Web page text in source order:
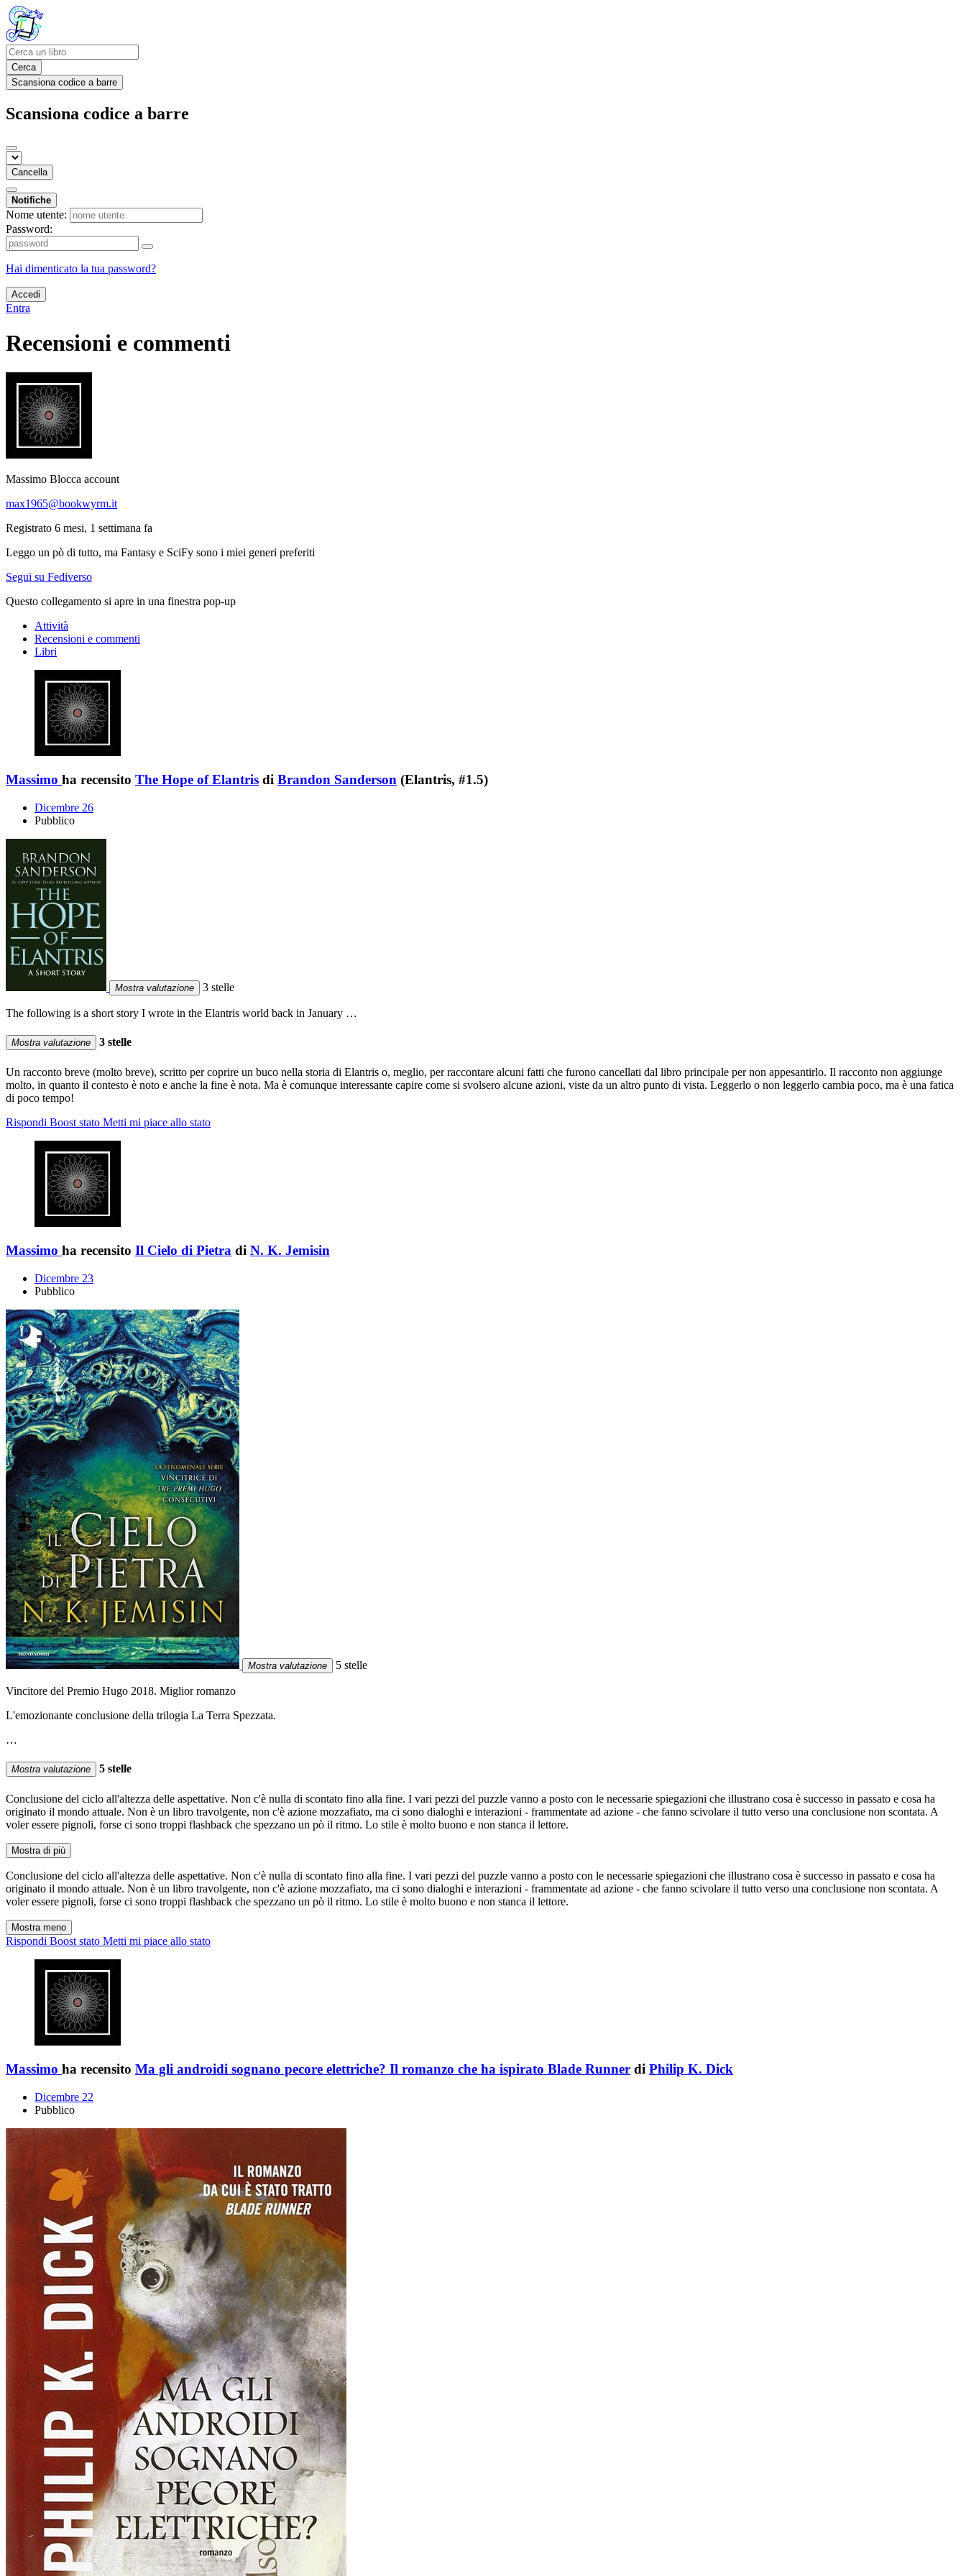
Cerca
Scansiona codice a barre
Scansiona codice a barre
Cancella
Notifiche
Nome utente:
Password:
Hai dimenticato la tua password?
Accedi
Entra
Recensioni e commenti
Massimo Blocca account
max1965@bookwyrm.it
Registrato 6 mesi, 1 settimana fa
Leggo un pò di tutto, ma Fantasy e SciFy sono i miei generi preferiti
Segui su Fediverso
Questo collegamento si apre in una finestra pop-up
Attività
Recensioni e commenti
Libri
Massimo ha recensito The Hope of Elantris di Brandon Sanderson (Elantris, #1.5)
Dicembre 26
Pubblico
Mostra valutazione 3 stelle
The following is a short story I wrote in the Elantris world back in January …
Mostra valutazione 3 stelle
Un racconto breve (molto breve), scritto per coprire un buco nella storia di Elantris o, meglio, per raccontare alcuni fatti che furono cancellati dal libro principale per non appesantirlo. Il racconto non aggiunge
molto, in quanto il contesto è noto e anche la fine è nota. Ma è comunque interessante capire come si svolsero alcune azioni, viste da un altro punto di vista. Leggerlo o non leggerlo cambia poco, ma è una fatica
di poco tempo!
Rispondi Boost stato Metti mi piace allo stato
Massimo ha recensito Il Cielo di Pietra di N. K. Jemisin
Dicembre 23
Pubblico
Mostra valutazione 5 stelle
Vincitore del Premio Hugo 2018. Miglior romanzo
L'emozionante conclusione della trilogia La Terra Spezzata.
…
Mostra valutazione 5 stelle
Conclusione del ciclo all'altezza delle aspettative. Non c'è nulla di scontato fino alla fine. I vari pezzi del puzzle vanno a posto con le necessarie spiegazioni che illustrano cosa è successo in passato e cosa ha
originato il mondo attuale. Non è un libro travolgente, non c'è azione mozzafiato, ma ci sono dialoghi e interazioni - frammentate ad azione - che fanno scivolare il tutto verso una conclusione non scontata. A
voler essere pignoli, forse ci sono troppi flashback che spezzano un pò il ritmo. Lo stile è molto buono e non stanca il lettore.
Mostra di più
Conclusione del ciclo all'altezza delle aspettative. Non c'è nulla di scontato fino alla fine. I vari pezzi del puzzle vanno a posto con le necessarie spiegazioni che illustrano cosa è successo in passato e cosa ha
originato il mondo attuale. Non è un libro travolgente, non c'è azione mozzafiato, ma ci sono dialoghi e interazioni - frammentate ad azione - che fanno scivolare il tutto verso una conclusione non scontata. A
voler essere pignoli, forse ci sono troppi flashback che spezzano un pò il ritmo. Lo stile è molto buono e non stanca il lettore.
Mostra meno
Rispondi Boost stato Metti mi piace allo stato
Massimo ha recensito Ma gli androidi sognano pecore elettriche? Il romanzo che ha ispirato Blade Runner di Philip K. Dick
Dicembre 22
Pubblico